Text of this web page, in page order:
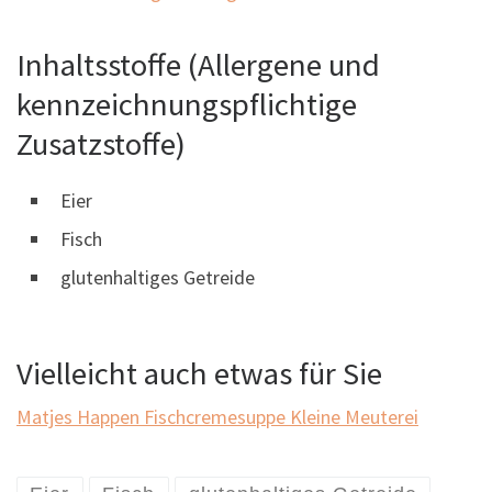
Inhaltsstoffe (Allergene und
kennzeichnungspflichtige
Zusatzstoffe)
Eier
Fisch
glutenhaltiges Getreide
Vielleicht auch etwas für Sie
Matjes Happen Fischcremesuppe Kleine Meuterei